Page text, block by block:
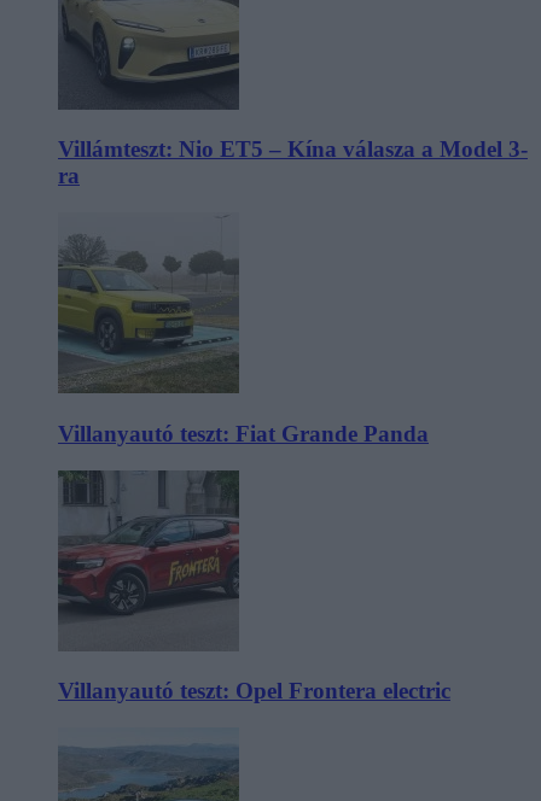
Villámteszt: Nio ET5 – Kína válasza a Model 3-
ra
Villanyautó teszt: Fiat Grande Panda
Villanyautó teszt: Opel Frontera electric